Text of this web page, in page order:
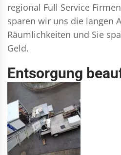
regional Full Service
sparen wir uns die langen
Räumlichkeiten und Sie
Geld.
Entsorgung